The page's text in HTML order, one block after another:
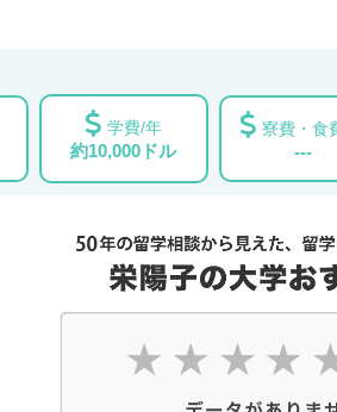
学費/年
約10,000ドル
寮費・食
---